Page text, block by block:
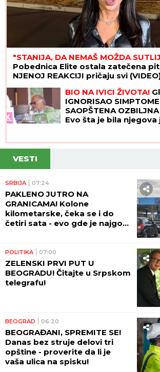
"STANIJA, DA NEMAŠ MOŽDA
Pobednica Elite ostala zatečena
NJENOJ REAKCIJI pričaju svi
BIO NA IVICI ŽIVOTA!
IGNORISAO
SAOPŠTENA
Evo šta je bila njegova
VESTI
SRBIJA 07:24
PAKLENO JUTRO NA
GRANICAMA! Kolone
kilometarske, čeka se i do
četiri sata - evo gde je najgora
POLITIKA 07:00
ZELENSKI PRVI PUT U
BEOGRADU! Čitajte u Srpskom
telegrafu!
BEOGRAD 06:20
BEOGRAĐANI, SPREMITE SE!
Danas bez struje delovi tri
opštine - proverite da li je
vaša ulica na spisku!